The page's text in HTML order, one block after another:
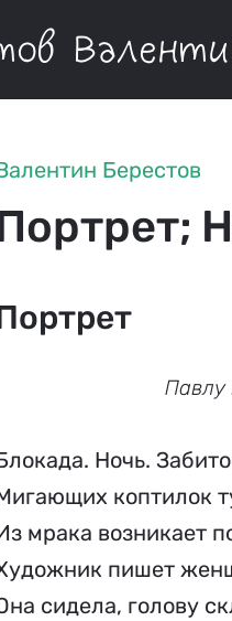
Берестов
Павлу
Ночь.
коптилок
мрака возникает
пишет
сидела, голову